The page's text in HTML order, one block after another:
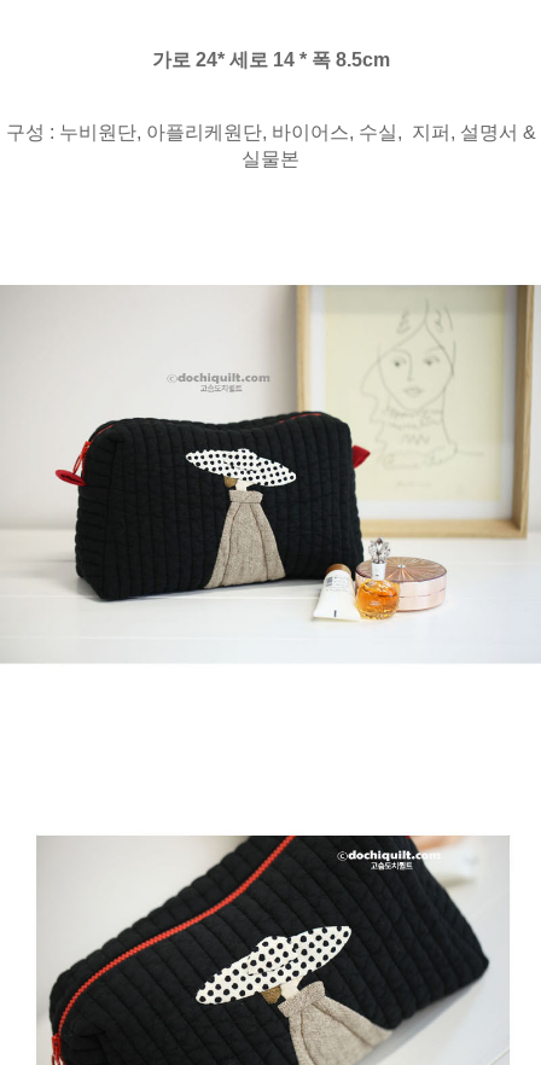
가로 24* 세로 14 * 폭 8.5cm
구성 : 누비원단, 아플리케원단, 바이어스, 수실, 지퍼, 설명서 &
실물본